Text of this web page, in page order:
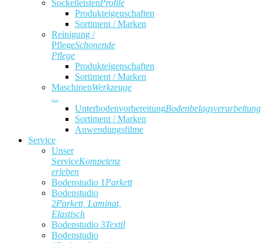
SockelleistenProfile
Produkteigenschaften
Sortiment / Marken
Reinigung /
PflegeSchonende
Pflege
Produkteigenschaften
Sortiment / Marken
MaschinenWerkzeuge
...
UnterbodenvorbereitungBodenbelagsverarbeitung
Sortiment / Marken
Anwendungsfilme
Service
Unser
ServiceKompetenz
erleben
Bodenstudio 1 Parkett
Bodenstudio
2Parkett, Laminat,
Elastisch
Bodenstudio 3Textil
Bodenstudio